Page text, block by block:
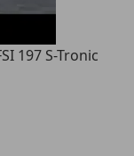
197 S-Tronic